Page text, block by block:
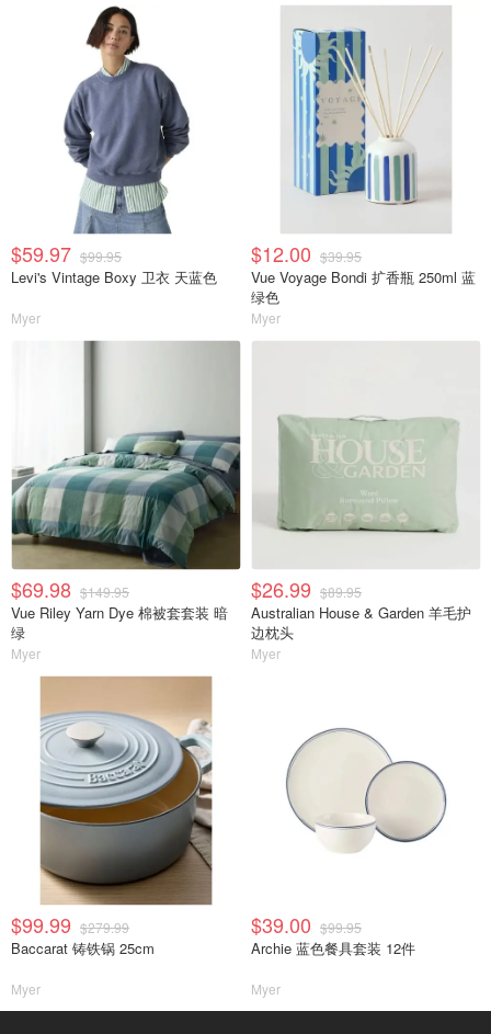
$59.97 $99.95
Levi's Vintage Boxy 卫衣 天蓝色
Myer
$12.00 $39.95
Vue Voyage Bondi 扩香瓶 250ml 蓝
绿色
Myer
$69.98 $149.95
Vue Riley Yarn Dye 棉被套套装 暗
绿
Myer
$26.99 $89.95
Australian House & Garden 羊毛护
边枕头
Myer
$99.99 $279.99
Baccarat 铸铁锅 25cm
Myer
$39.00 $99.95
Archie 蓝色餐具套装 12件
Myer